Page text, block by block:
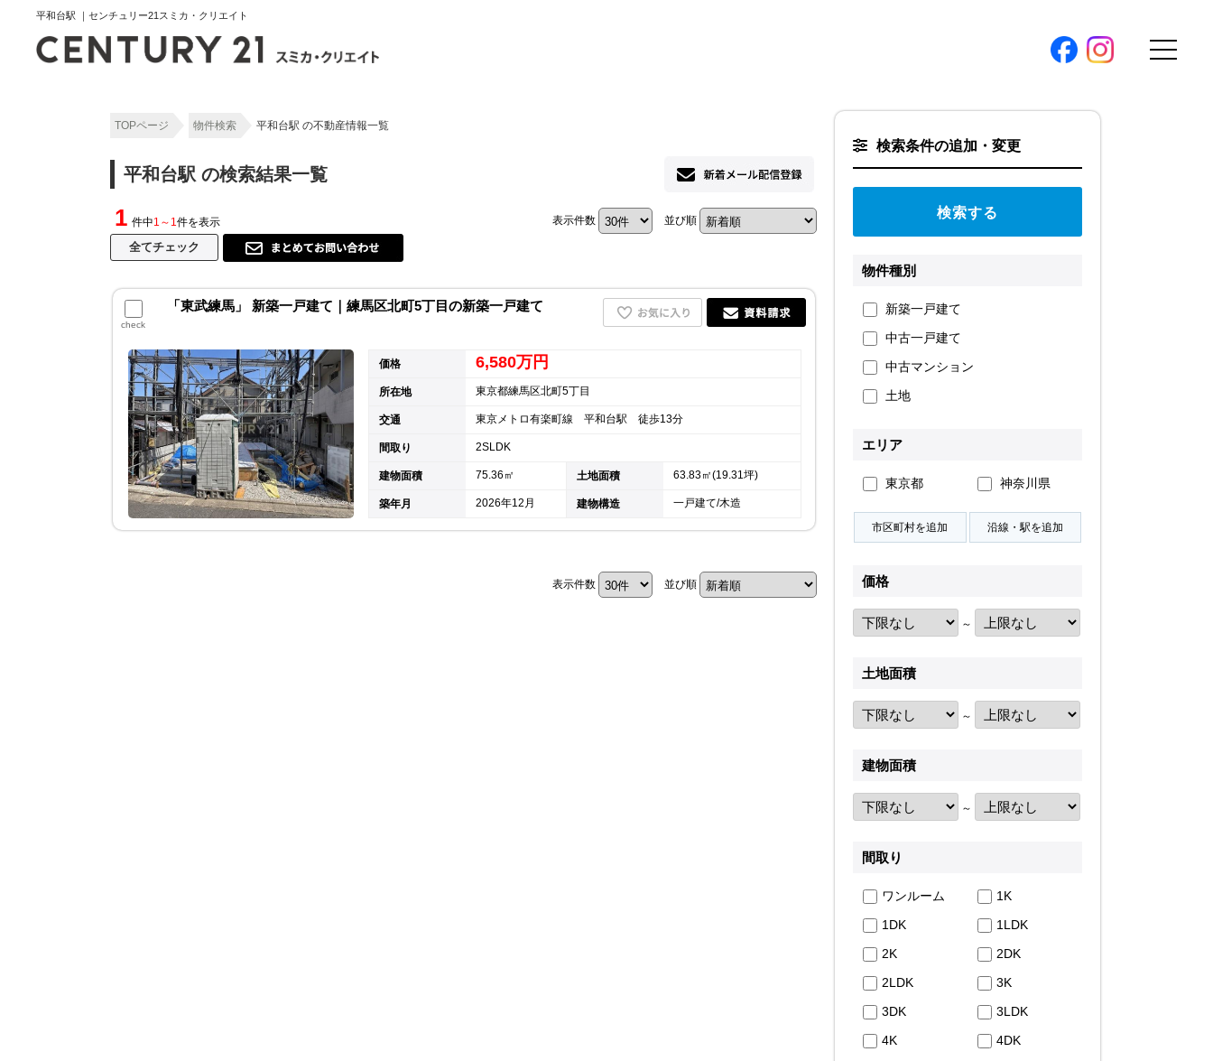
平和台駅 ｜センチュリー21スミカ・クリエイト
渋谷オフィス（本社）
購入トップ
地図から探す
学区から探す
ログイン
お気に入り物件
物件閲覧履歴
TOPページ 物件検索 平和台駅 の不動産情報一覧
平和台駅 の検索結果一覧
1 件中1～1件を表示 表示件数 並び順
check
「東武練馬」 新築一戸建て｜練馬区北町5丁目の新築一戸建て
価格 6,580万円
所在地 東京都練馬区北町5丁目
交通 東京メトロ有楽町線 平和台駅 徒歩13分
間取り 2SLDK
建物面積 75.36㎡ 土地面積 63.83㎡(19.31坪)
築年月 2026年12月 建物構造 一戸建て/木造
表示件数 並び順
検索条件の追加・変更
物件種別
新築一戸建て
中古一戸建て
中古マンション
土地
エリア
東京都 神奈川県
価格
～
土地面積
～
建物面積
～
間取り
ワンルーム
1K
1DK
1LDK
2K
2DK
2LDK
3K
3DK
3LDK
4K
4DK